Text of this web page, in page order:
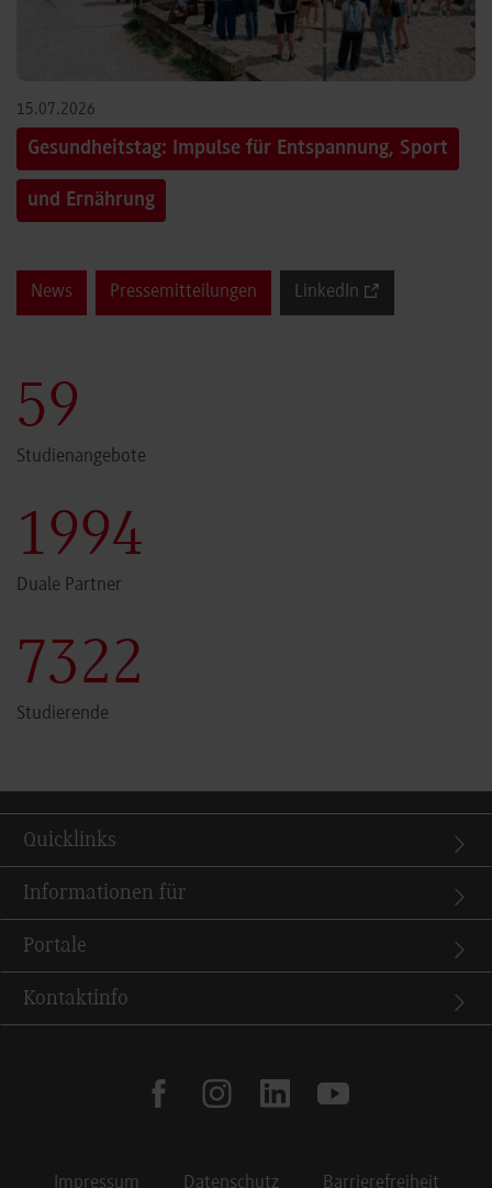
15.07.2026
Gesundheitstag: Impulse für Entspannung, Sport
und Ernährung
News Pressemitteilungen LinkedIn
60
Studienangebote
2000
Duale Partner
7341
Studierende
Quicklinks
Informationen für
Portale
Kontaktinfo
facebookinstagramlinkedin youtube